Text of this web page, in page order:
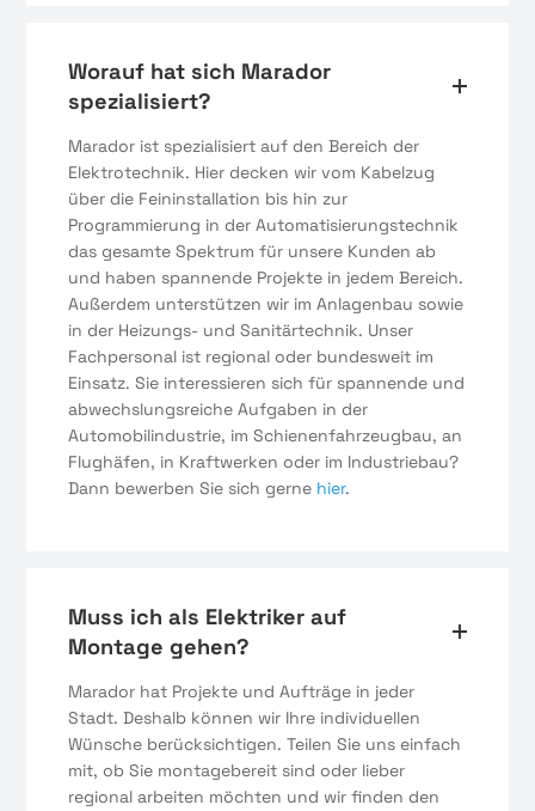
Worauf hat sich Marador
spezialisiert?
Marador ist spezialisiert auf den Bereich der
Elektrotechnik. Hier decken wir vom Kabelzug
über die Feininstallation bis hin zur
Programmierung in der Automatisierungstechnik
das gesamte Spektrum für unsere Kunden ab
und haben spannende Projekte in jedem Bereich.
Außerdem unterstützen wir im Anlagenbau sowie
in der Heizungs- und Sanitärtechnik. Unser
Fachpersonal ist regional oder bundesweit im
Einsatz. Sie interessieren sich für spannende und
abwechslungsreiche Aufgaben in der
Automobilindustrie, im Schienenfahrzeugbau, an
Flughäfen, in Kraftwerken oder im Industriebau?
Dann bewerben Sie sich gerne hier.
Muss ich als Elektriker auf
Montage gehen?
Marador hat Projekte und Aufträge in jeder
Stadt. Deshalb können wir Ihre individuellen
Wünsche berücksichtigen. Teilen Sie uns einfach
mit, ob Sie montagebereit sind oder lieber
regional arbeiten möchten und wir finden den